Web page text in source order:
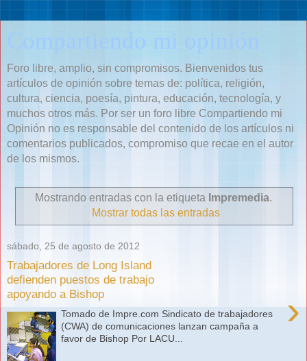
Compartiendo mi opinión
Foro libre, amplio, sin compromisos. Bienvenidos tus
artículos de opinión sobre temas de: política, religión,
cultura, ciencia, poesía, pintura, educación, tecnología, y
muchos otros más. Por ser un foro libre Compartiendo mi
Opinión no es responsable del contenido de los artículos ni
comentarios publicados, compromiso que recae en el autor
de los mismos.
Mostrando entradas con la etiqueta Impremedia.
Mostrar todas las entradas
sábado, 25 de agosto de 2012
Trabajadores de Long Island
defienden puestos de trabajo
apoyando a Bishop
›
Tomado de Impre.com Sindicato de trabajadores
(CWA) de comunicaciones lanzan campaña a
favor de Bishop Por LACU...